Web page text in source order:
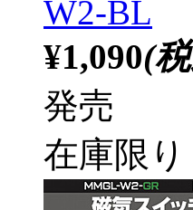
W2-BL
¥1,090(
発売
在庫限り